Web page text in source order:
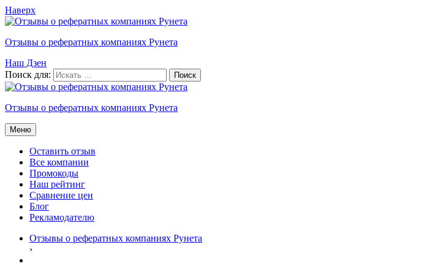
Наверх
Отзывы о рефератных компаниях Рунета
Наш Дзен
Поиск для:
Отзывы о рефератных компаниях Рунета
Меню
Оставить отзыв
Все компании
Промокоды
Наш рейтинг
Сравнение цен
Блог
Рекламодателю
Отзывы о рефератных компаниях Рунета
›